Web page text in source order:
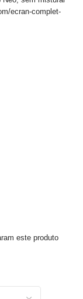
ecran-complet-
este produto